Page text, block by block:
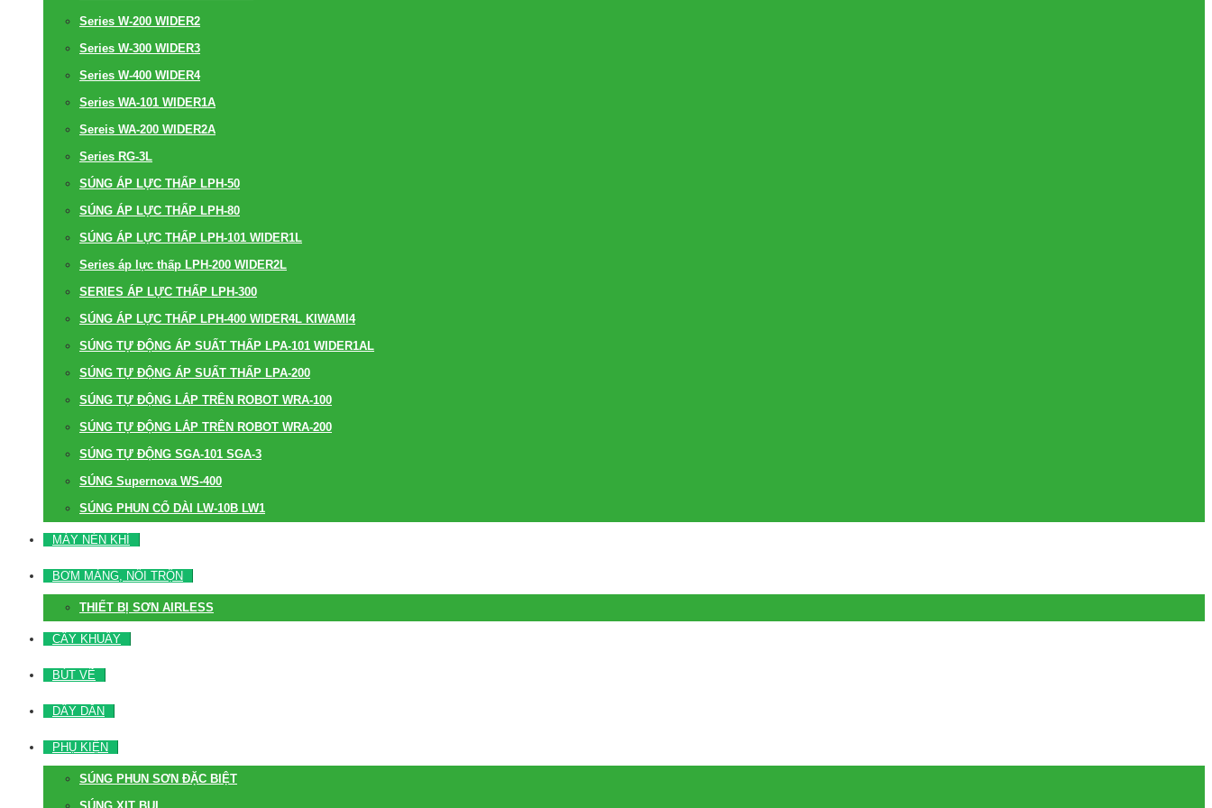
Series W-200 WIDER2
Series W-300 WIDER3
Series W-400 WIDER4
Series WA-101 WIDER1A
Sereis WA-200 WIDER2A
Series RG-3L
SÚNG ÁP LỰC THẤP LPH-50
SÚNG ÁP LỰC THẤP LPH-80
SÚNG ÁP LỰC THẤP LPH-101 WIDER1L
Series áp lực thấp LPH-200 WIDER2L
SERIES ÁP LỰC THẤP LPH-300
SÚNG ÁP LỰC THẤP LPH-400 WIDER4L KIWAMI4
SÚNG TỰ ĐỘNG ÁP SUẤT THẤP LPA-101 WIDER1AL
SÚNG TỰ ĐỘNG ÁP SUẤT THẤP LPA-200
SÚNG TỰ ĐỘNG LẮP TRÊN ROBOT WRA-100
SÚNG TỰ ĐỘNG LẮP TRÊN ROBOT WRA-200
SÚNG TỰ ĐỘNG SGA-101 SGA-3
SÚNG Supernova WS-400
SÚNG PHUN CỔ DÀI LW-10B LW1
MÁY NÉN KHÍ
BƠM MÀNG, NỒI TRỘN
THIẾT BỊ SƠN AIRLESS
CÂY KHUẤY
BÚT VẼ
DÂY DẪN
PHỤ KIỆN
SÚNG PHUN SƠN ĐẶC BIỆT